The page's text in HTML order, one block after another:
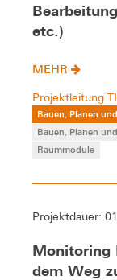
etc.)
MEHR
Projektleitung
Bauen, Planen
Bauen, Planen
Raummodule
Projektdauer:
Monitoring
dem Weg